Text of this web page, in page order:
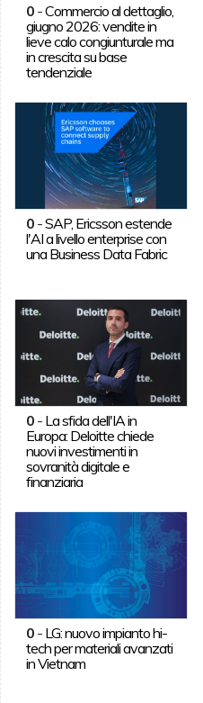
0-Commercio al dettaglio,
giugno 2026: vendite in
lieve calo congiunturale ma
in crescita su base
tendenziale
0-SAP, Ericsson estende
l'AI a livello enterprise con
una Business Data Fabric
0- La sfida dell'IA in
Europa: Deloitte chiede
nuovi investimenti in
sovranità digitale e
finanziaria
0- LG: nuovo impianto hi-
tech per materiali avanzati
in Vietnam